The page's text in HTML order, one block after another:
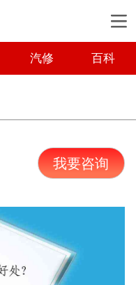
汽修 百科
我要咨询